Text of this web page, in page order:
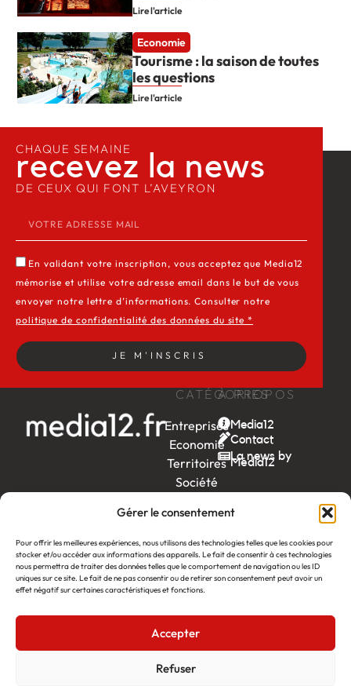
Gérer le consentement
Pour offrir les meilleures expériences, nous utilisons des technologies telles que les cookies pour
stocker et/ou accéder aux informations des appareils. Le fait de consentir à ces technologies
nous permettra de traiter des données telles que le comportement de navigation ou les ID
uniques sur ce site. Le fait de ne pas consentir ou de retirer son consentement peut avoir un
effet négatif sur certaines caractéristiques et fonctions.
Accepter
Refuser
Lire l'article
Economie
Tourisme : la saison de toutes
les questions
Lire l'article
CATÉGORIES
Entreprises
Economie
Territoires
Société
end
Ambition
by EDF
itw
by
Léa
À PROPOS
Media12
Contact
La news by
Média12
CHAQUE SEMAINE
recevez la news​
DE CEUX QUI FONT L’AVEYRON
En validant votre inscription, vous acceptez que Media12
mémorise et utilise votre adresse email dans le but de vous
envoyer notre lettre d’informations. Consulter notre
politique de confidentialité des données du site *
JE M'INSCRIS